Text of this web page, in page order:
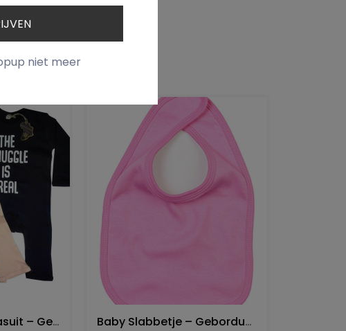
Babypakje Rompasuit – Geborduurd Met Naam Of Logo
Baby Slabbetje – Geborduurd Met Naam Of Logo
niet meer